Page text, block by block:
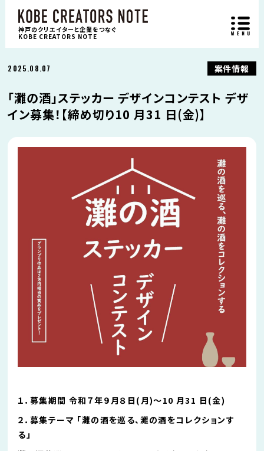
神戸のクリエイターと企業をつなぐ
KOBE CREATORS NOTE
案件情報
2025.08.07
「灘の酒」ステッカー デザインコンテスト デザ
イン募集！【締め切り10 月31 日(⾦)】
１．募集期間 令和７年９月８日(月)〜10 月31 日(⾦)
２．募集テーマ 「灘の酒を巡る、灘の酒をコレクションす
る」